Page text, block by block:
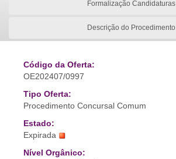
Formalização Candidaturas
Descrição do Procedimento
Código da Oferta:
OE202407/0997
Tipo Oferta:
Procedimento Concursal Comum
Estado:
Expirada
Nível Orgânico: